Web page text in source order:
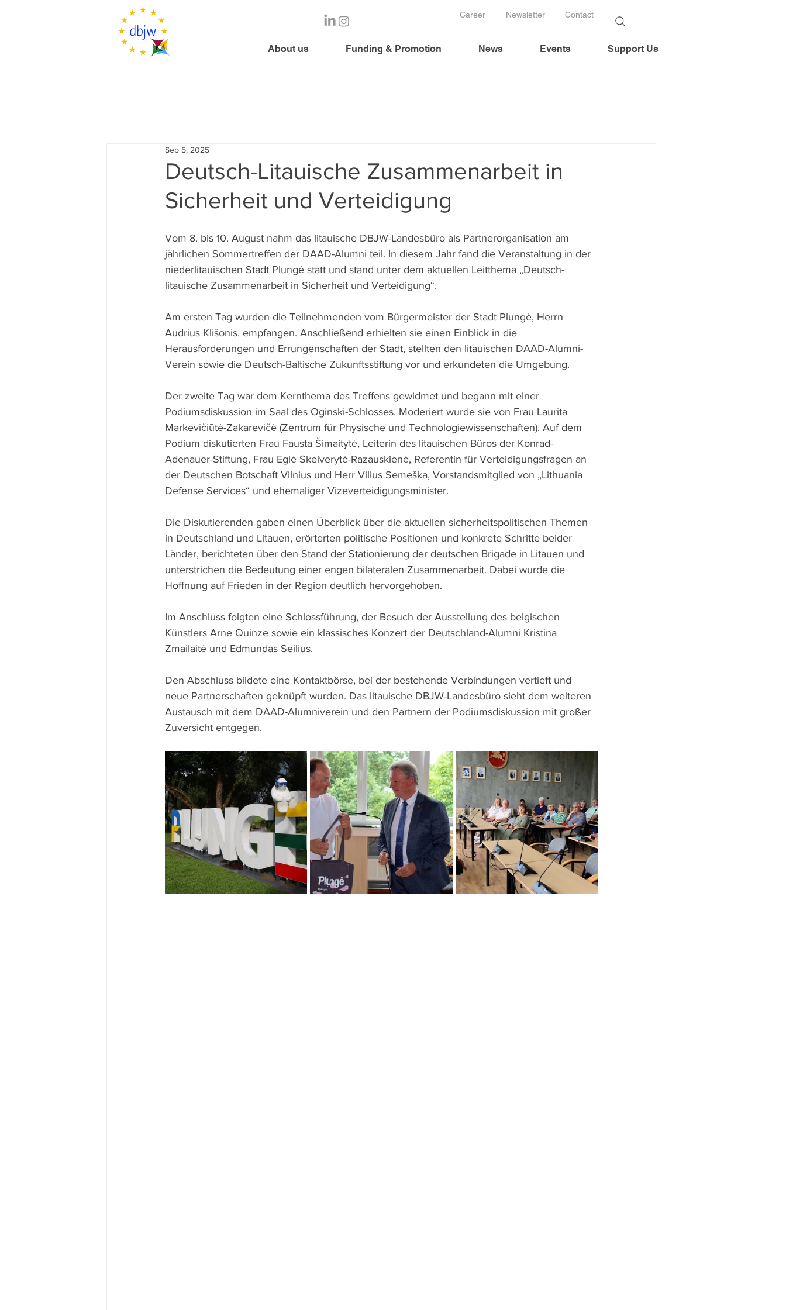
Career Newsletter Contact
About us Funding & Promotion News Events Support Us
Deutsch-Litauische Zusammenarbeit in
Sicherheit und Verteidigung
Sep 5, 2025
Vom 8. bis 10. August nahm das litauische DBJW-Landesbüro als Partnerorganisation am
jährlichen Sommertreffen der DAAD-Alumni teil. In diesem Jahr fand die Veranstaltung in der
niederlitauischen Stadt Plungė statt und stand unter dem aktuellen Leitthema „Deutsch-
litauische Zusammenarbeit in Sicherheit und Verteidigung“.
Am ersten Tag wurden die Teilnehmenden vom Bürgermeister der Stadt Plungė, Herrn
Audrius Klišonis, empfangen. Anschließend erhielten sie einen Einblick in die
Herausforderungen und Errungenschaften der Stadt, stellten den litauischen DAAD-Alumni-
Verein sowie die Deutsch-Baltische Zukunftsstiftung vor und erkundeten die Umgebung.
Der zweite Tag war dem Kernthema des Treffens gewidmet und begann mit einer
Podiumsdiskussion im Saal des Oginski-Schlosses. Moderiert wurde sie von Frau Laurita
Markevičiūtė-Zakarevičė (Zentrum für Physische und Technologiewissenschaften). Auf dem
Podium diskutierten Frau Fausta Šimaitytė, Leiterin des litauischen Büros der Konrad-
Adenauer-Stiftung, Frau Eglė Skeiverytė-Razauskienė, Referentin für Verteidigungsfragen an
der Deutschen Botschaft Vilnius und Herr Vilius Semeška, Vorstandsmitglied von „Lithuania
Defense Services“ und ehemaliger Vizeverteidigungsminister.
Die Diskutierenden gaben einen Überblick über die aktuellen sicherheitspolitischen Themen
in Deutschland und Litauen, erörterten politische Positionen und konkrete Schritte beider
Länder, berichteten über den Stand der Stationierung der deutschen Brigade in Litauen und
unterstrichen die Bedeutung einer engen bilateralen Zusammenarbeit. Dabei wurde die
Hoffnung auf Frieden in der Region deutlich hervorgehoben.
Im Anschluss folgten eine Schlossführung, der Besuch der Ausstellung des belgischen
Künstlers Arne Quinze sowie ein klassisches Konzert der Deutschland-Alumni Kristina
Zmailaitė und Edmundas Seilius.
Den Abschluss bildete eine Kontaktbörse, bei der bestehende Verbindungen vertieft und
neue Partnerschaften geknüpft wurden. Das litauische DBJW-Landesbüro sieht dem weiteren
Austausch mit dem DAAD-Alumniverein und den Partnern der Podiumsdiskussion mit großer
Zuversicht entgegen.